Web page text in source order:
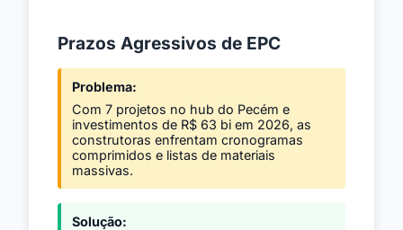
Prazos Agressivos de EPC
Problema:
Com 7 projetos no hub do Pecém e
investimentos de R$ 63 bi em 2026, as
construtoras enfrentam cronogramas
comprimidos e listas de materiais
massivas.
Solução: